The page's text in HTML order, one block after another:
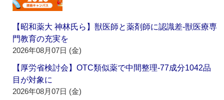
【昭和薬大 神林氏ら】獣医師と薬剤師に認識差‐獣医療専
門教育の充実を
2026年08月07日 (金)
【厚労省検討会】OTC類似薬で中間整理‐77成分1042品
目が対象に
2026年08月07日 (金)